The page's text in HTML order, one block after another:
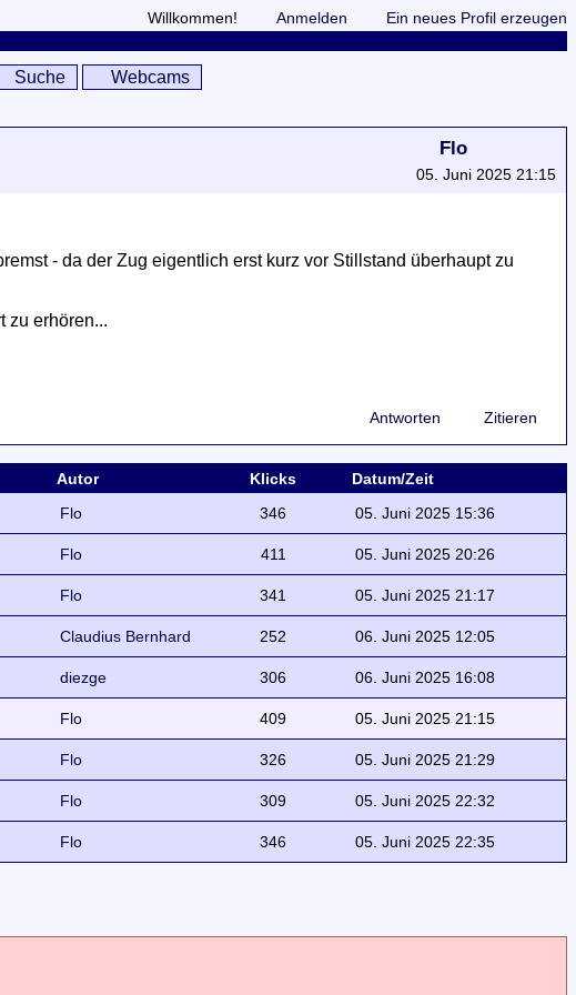
Willkommen! Anmelden Ein neues Profil erzeugen
Suche Webcams
Flo
05. Juni 2025 21:15
- da der Zug eigentlich erst kurz vor Stillstand überhaupt zu
zu erhören...
Antworten Zitieren
Autor Klicks Datum/Zeit
Flo 346 05. Juni 2025 15:36
Flo 411 05. Juni 2025 20:26
Flo 341 05. Juni 2025 21:17
Claudius Bernhard 252 06. Juni 2025 12:05
diezge 306 06. Juni 2025 16:08
Flo 409 05. Juni 2025 21:15
Flo 326 05. Juni 2025 21:29
Flo 309 05. Juni 2025 22:32
Flo 346 05. Juni 2025 22:35